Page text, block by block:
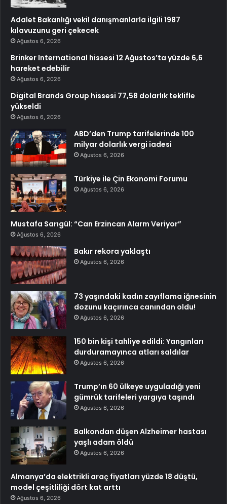
Adalet Bakanlığı vekil danışmanlarla ilgili 1987
kılavuzunu geri çekecek
Ağustos 6, 2026
Brinker International hissesi 12 Ağustos’ta yüzde 6,6
hareket edebilir
Ağustos 6, 2026
Digital Brands Group hissesi 77,58 dolarlık teklifle
yükseldi
Ağustos 6, 2026
ABD’den Trump tarifelerinde 100
milyar dolarlık vergi iadesi
Ağustos 6, 2026
Türkiye ile Çin Ekonomi Forumu
Ağustos 6, 2026
Mustafa Sarıgül: “Can Erzincan Alarm Veriyor”
Ağustos 6, 2026
Bakır rekora yaklaştı
Ağustos 6, 2026
73 yaşındaki kadın zayıflama iğnesinin
dozunu kaçırınca canından oldu!
Ağustos 6, 2026
150 bin kişi tahliye edildi: Yangınları
durduramayınca atları saldılar
Ağustos 6, 2026
Trump’ın 60 ülkeye uyguladığı yeni
gümrük tarifeleri yargıya taşındı
Ağustos 6, 2026
Balkondan düşen Alzheimer hastası
yaşlı adam öldü
Ağustos 6, 2026
Almanya’da elektrikli araç fiyatları yüzde 18 düştü,
model çeşitliliği dört kat arttı
Ağustos 6, 2026